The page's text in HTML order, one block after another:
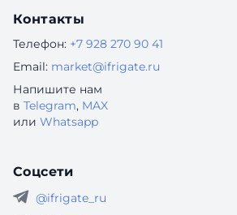
Контакты
Телефон: +7 928 270 90 41
Email: market@ifrigate.ru
Напишите нам
в Telegram, MAX
или Whatsapp
Соцсети
@ifrigate_ru